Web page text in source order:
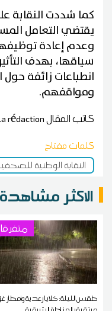
كما شددت النقابة
يقتضي التعامل
وعدم إعادة
سياقها، بهدف
انطباعات زائفة
ومواقفهم.
كاتب المقالrédaction
كلمات مفتاح
النقابة الوطنية
الاكثر مشاهدة
طقس الليلة: خلايا رعدية وأمطار